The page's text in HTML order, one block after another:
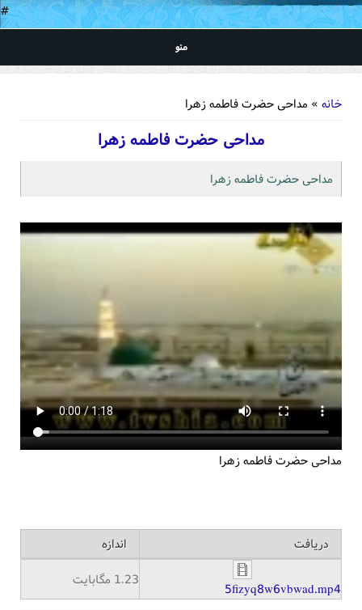
#
منو
خانه » مداحی حضرت فاطمه زهرا
مداحی حضرت فاطمه زهرا
مداحی حضرت فاطمه زهرا
مداحی حضرت فاطمه زهرا
دریافت اندازه
5fizyq8w6vbwad.mp4
1.23 مگابایت